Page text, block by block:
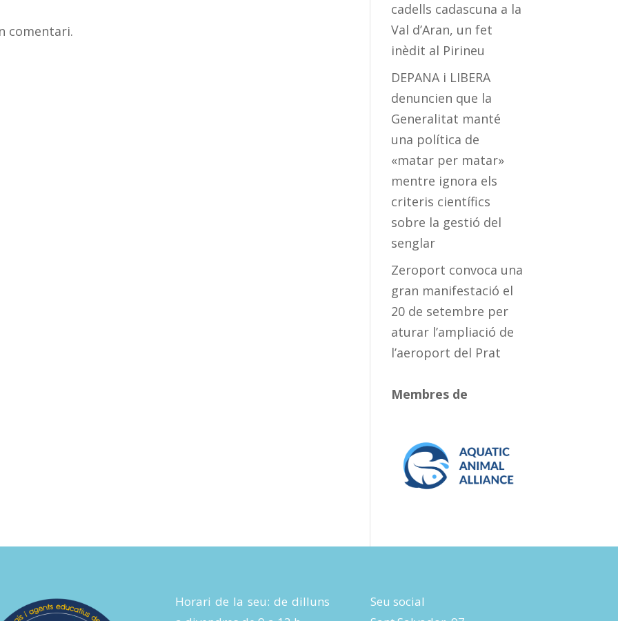
comentari.
cadells cadascuna a la
Val d’Aran, un fet
inèdit al Pirineu
DEPANA i LIBERA
denuncien que la
Generalitat manté
una política de
«matar per matar»
mentre ignora els
criteris científics
sobre la gestió del
senglar
Zeroport convoca una
gran manifestació el
20 de setembre per
aturar l’ampliació de
l’aeroport del Prat
Membres de
Horari de la seu: de dilluns
Seu social